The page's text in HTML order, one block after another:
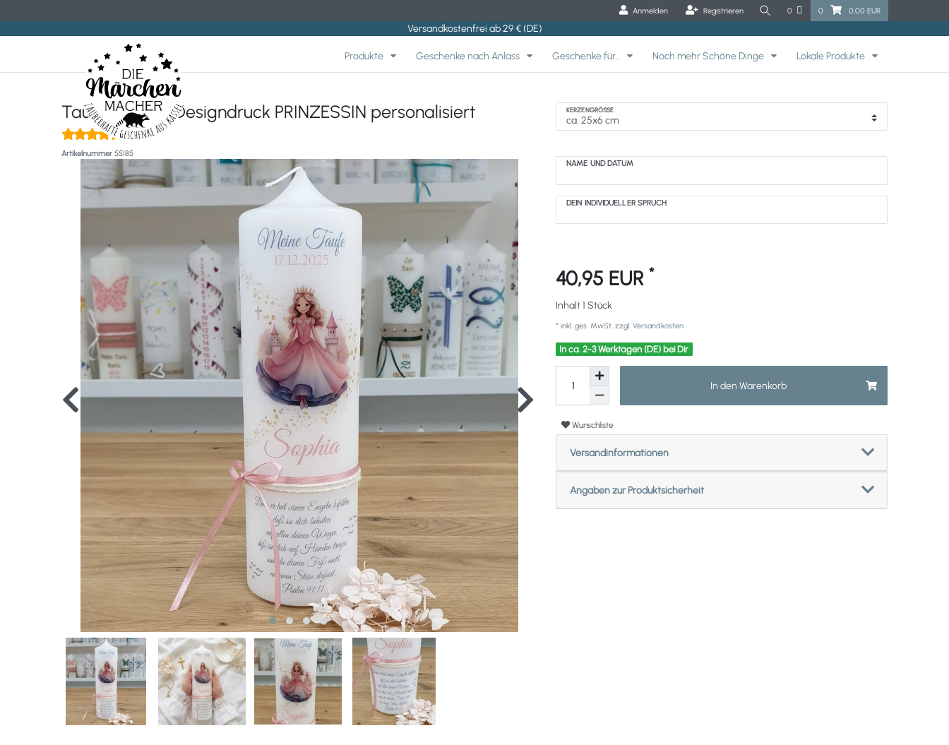
Anmelden Registrieren 0 0 0,00 EUR
Versandkostenfrei ab 29 € (DE)
Produkte Geschenke nach Anlass Geschenke für.. Noch mehr Schöne Dinge Lokale Produkte
Taufkerze mit Designdruck PRINZESSIN personalisiert
(1)
Artikelnummer 55185
KERZENGRÖSSE
NAME UND DATUM
DEIN INDIVIDUELLER SPRUCH
40,95 EUR *
Inhalt1 Stück
* inkl. ges. MwSt. zzgl. Versandkosten
In ca. 2-3 Werktagen (DE) bei Dir
In den Warenkorb
Wunschliste
Versandinformationen
Angaben zur Produktsicherheit